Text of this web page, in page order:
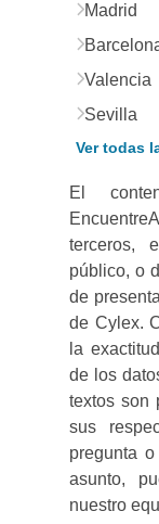
Madrid
Valencia
Sevilla
Ver todas
El
terceros,
público, o
de
de Cylex.
la
de los
textos son
sus
pregunta
asunto,
nuestro